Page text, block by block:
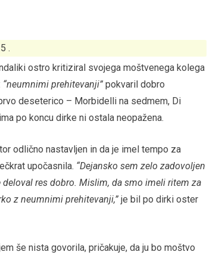
.
ostro kritiziral svojega moštvenega kolega
“neumnimi prehitevanji” pokvaril dobro
deseterico – Morbidelli na sedmem, Di
po koncu dirke ni ostala neopažena.
odlično nastavljen in da je imel tempo za
upočasnila. “Dejansko sem zelo zadovoljen
res dobro. Mislim, da smo imeli ritem za
z neumnimi prehitevanji,” je bil po dirki oster
še nista govorila, pričakuje, da ju bo moštvo